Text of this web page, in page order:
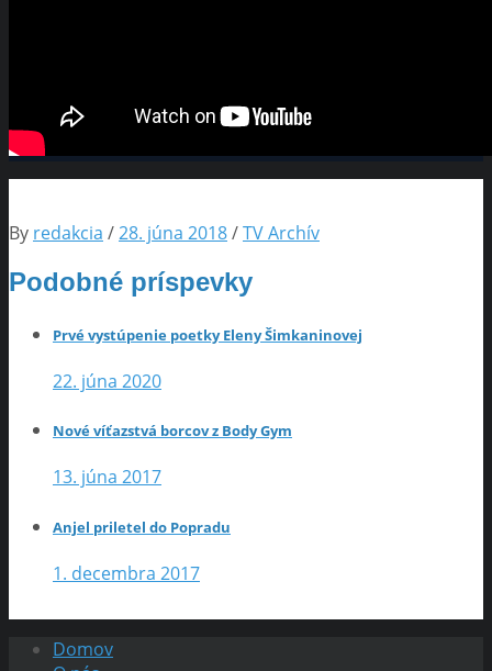
By redakcia /28. júna 2018/TV Archív
Podobné príspevky
Prvé vystúpenie poetky Eleny Šimkaninovej
22. júna 2020
Nové víťazstvá borcov z Body Gym
13. júna 2017
Anjel priletel do Popradu
1. decembra 2017
Domov